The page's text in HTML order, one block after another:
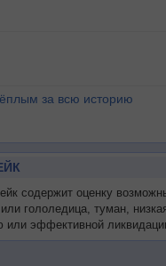
за всю историю
содержит оценку
гололедица, туман,
эффективной